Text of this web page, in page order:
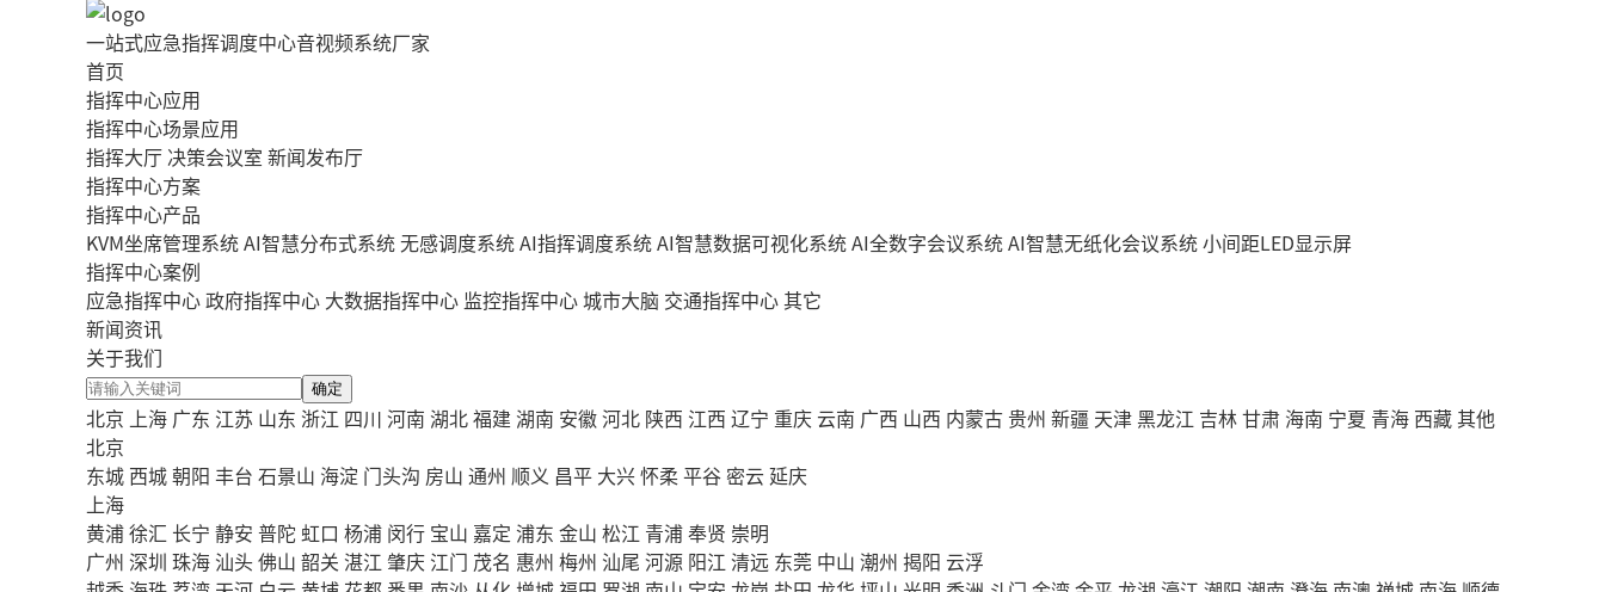
一站式应急指挥调度中心音视频系统厂家
首页
指挥中心应用
指挥中心场景应用
指挥大厅 决策会议室 新闻发布厅
指挥中心方案
指挥中心产品
KVM坐席管理系统AI智慧分布式系统无感调度系统AI指挥调度系统AI智慧数据可视化系统AI全数字会议系统AI智慧无纸化会议系统小间距LED显示屏
指挥中心案例
应急指挥中心政府指挥中心 大数据指挥中心 监控指挥中心城市大脑 交通指挥中心其它
新闻资讯
关于我们
确定
北京 上海 广东 江苏 山东 浙江 四川 河南 湖北福建湖南 安徽河北 陕西 江西 辽宁 重庆 云南 广西 山西 内蒙古 贵州 新疆 天津黑龙江 吉林甘肃 海南 宁夏 青海 西藏其他
北京
东城 西城朝阳 丰台 石景山 海淀 门头沟 房山 通州 顺义 昌平 大兴怀柔平谷 密云延庆
上海
黄浦徐汇 长宁 静安 普陀 虹口 杨浦 闵行 宝山 嘉定 浦东 金山 松江 青浦奉贤 崇明
广州 深圳 珠海 汕头佛山 韶关 湛江 肇庆 江门 茂名 惠州 梅州 汕尾 河源 阳江 清远 东莞 中山 潮州 揭阳 云浮